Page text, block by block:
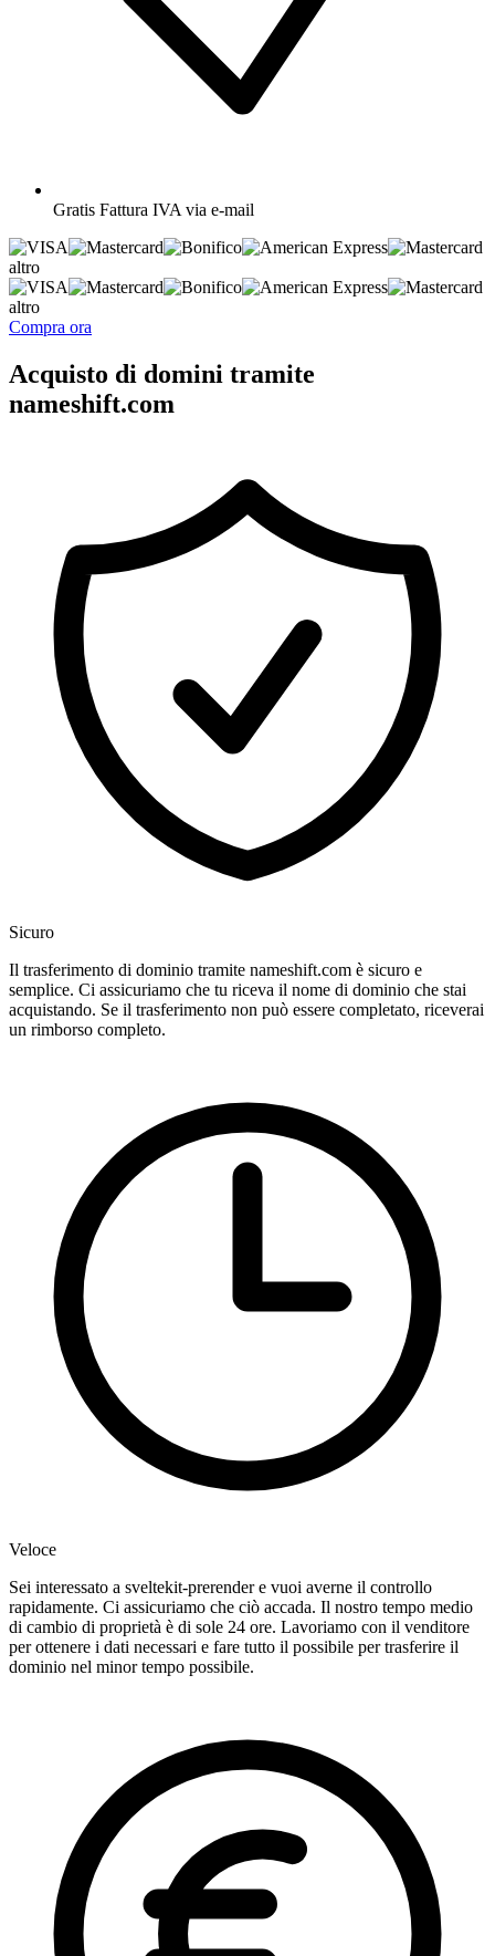
Gratis Fattura IVA via e-mail
altro
altro
Compra ora
Acquisto di domini tramite
nameshift.com
Sicuro
Il trasferimento di dominio tramite nameshift.com è sicuro e
semplice. Ci assicuriamo che tu riceva il nome di dominio che stai
acquistando. Se il trasferimento non può essere completato, riceverai
un rimborso completo.
Veloce
Sei interessato a sveltekit-prerender e vuoi averne il controllo
rapidamente. Ci assicuriamo che ciò accada. Il nostro tempo medio
di cambio di proprietà è di sole 24 ore. Lavoriamo con il venditore
per ottenere i dati necessari e fare tutto il possibile per trasferire il
dominio nel minor tempo possibile.